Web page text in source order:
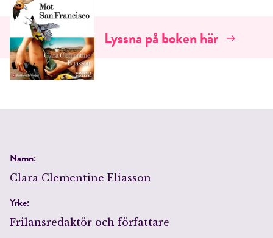
Lyssna på boken här
Namn:
Clara Clementine Eliasson
Yrke:
Frilansredaktör och författare